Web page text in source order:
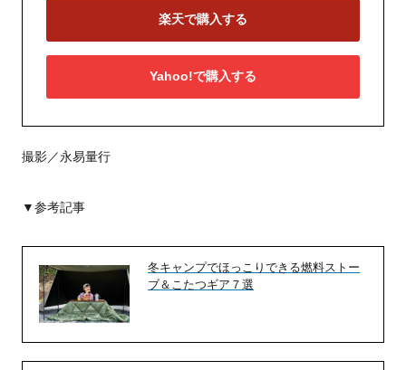
楽天で購入する
Yahoo!で購入する
撮影／永易量行
▼参考記事
冬キャンプでほっこりできる燃料ストー
ブ＆こたつギア７選